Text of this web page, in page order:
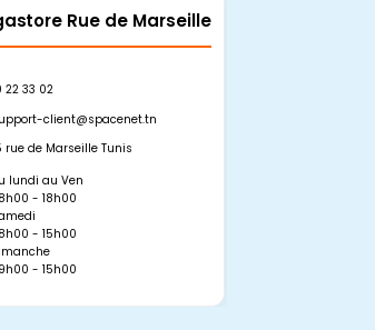
Rue de Marseille
22 33 02
client@spacenet.tn
rue de Marseille Tunis
lundi au Ven
- 18h00
- 15h00
- 15h00